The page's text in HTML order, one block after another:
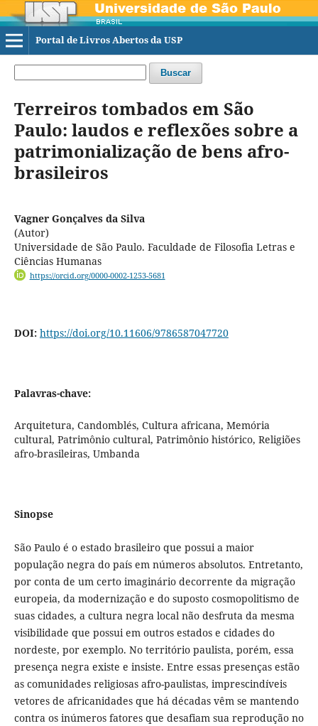
Portal de Livros Abertos da USP
Buscar
Terreiros tombados em São
Paulo: laudos e reflexões sobre a
patrimonialização de bens afro-
brasileiros
Vagner Gonçalves da Silva
(Autor)
Universidade de São Paulo. Faculdade de Filosofia Letras e
Ciências Humanas
https://orcid.org/0000-0002-1253-5681
DOI: https://doi.org/10.11606/9786587047720
Palavras-chave:
Arquitetura, Candomblés, Cultura africana, Memória
cultural, Patrimônio cultural, Patrimônio histórico, Religiões
afro-brasileiras, Umbanda
Sinopse
São Paulo é o estado brasileiro que possui a maior
população negra do país em números absolutos. Entretanto,
por conta de um certo imaginário decorrente da migração
europeia, da modernização e do suposto cosmopolitismo de
suas cidades, a cultura negra local não desfruta da mesma
visibilidade que possui em outros estados e cidades do
nordeste, por exemplo. No território paulista, porém, essa
presença negra existe e insiste. Entre essas presenças estão
as comunidades religiosas afro-paulistas, imprescindíveis
vetores de africanidades que há décadas vêm se mantendo
contra os inúmeros fatores que desafiam sua reprodução no